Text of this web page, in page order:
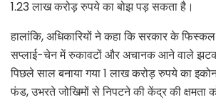
1.23 लाख करोड़ रुपये का बोझ पड़ सकता है।
हालांकि, अधिकारियों ने कहा कि सरकार के
सप्लाई-चेन में रुकावटों और अचानक आने वाले
पिछले साल बनाया गया 1 लाख करोड़ रुपये का
फंड, उभरते जोखिमों से निपटने की केंद्र की क्षमता